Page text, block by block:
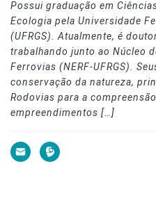
Possui graduação em
Ecologia pela Universidade
(UFRGS). Atualmente, é
trabalhando junto ao Núcleo
Ferrovias (NERF-UFRGS).
conservação da natureza,
Rodovias para a
empreendimentos […]